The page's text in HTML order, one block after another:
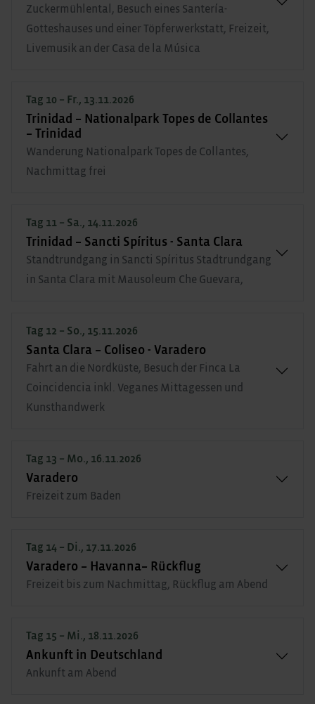
Zuckermühlental, Besuch eines Santería-
Gotteshauses und einer Töpferwerkstatt, Freizeit,
Livemusik an der Casa de la Música
Tag 10 – Fr., 13.11.2026
Trinidad – Nationalpark Topes de Collantes
– Trinidad
Wanderung Nationalpark Topes de Collantes,
Nachmittag frei
Tag 11 – Sa., 14.11.2026
Trinidad – Sancti Spíritus - Santa Clara
Standtrundgang in Sancti Spíritus Stadtrundgang
in Santa Clara mit Mausoleum Che Guevara,
Tag 12 – So., 15.11.2026
Santa Clara – Coliseo - Varadero
Fahrt an die Nordküste, Besuch der Finca La
Coincidencia inkl. Veganes Mittagessen und
Kunsthandwerk
Tag 13 – Mo., 16.11.2026
Varadero
Freizeit zum Baden
Tag 14 – Di., 17.11.2026
Varadero – Havanna– Rückflug
Freizeit bis zum Nachmittag, Rückflug am Abend
Tag 15 – Mi., 18.11.2026
Ankunft in Deutschland
Ankunft am Abend